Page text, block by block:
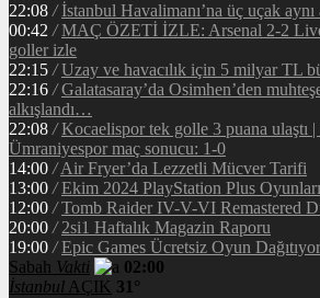
22:08 / İstanbul Havalimanı’na üç uçak aynı
00:42 / MAÇ ÖZETİ İZLE: Arsenal 2-2
goller izle
22:15 / Uzay ve havacılık için 5 milyar TL
22:16 / Galatasaray’da Osimhen’den
alkışlandı…
22:08 / Kocaelispor tek golle 3 puana ulaştı
Ümraniyespor maç sonucu: 1-0
14:00 / Air Fryer’da Lezzetli Mücver Tarifi
13:00 / Ekim 2024 PlayStation Plus
12:00 / Tomb Raider IV-V-VI Remastered
20:00 / 2si1 Haftalık Magazin Raporu
19:00 / Epic Games Ücretsiz Oyun
Sabah Vakti
02:00
İstanbul AÇIK 31°